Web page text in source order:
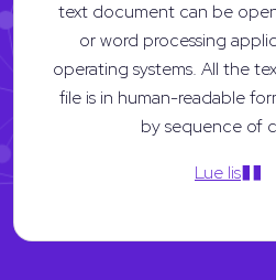
text document can be
or word processing
operating systems. All the
file is in human-readable
by sequence of
Lue lis��